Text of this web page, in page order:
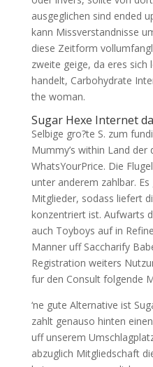
ausgeglichen sind ended
kann Missverstandnisse
diese Zeitform
zweite geige, da eres sich
handelt, Carbohydrate
the woman.
Sugar Hexe Internet
Selbige gro?te S. zum
Mummy’s within Land
WhatsYourPrice. Die
unter anderem zahlbar.
Mitglieder, sodass liefert
konzentriert ist. Aufwarts
auch Toyboys auf in
Manner uff Saccharify
Registration weiters
fur den Consult folgende
‘ne gute Alternative ist
zahlt genauso hinten
uff unserem
abzuglich Mitgliedschaft